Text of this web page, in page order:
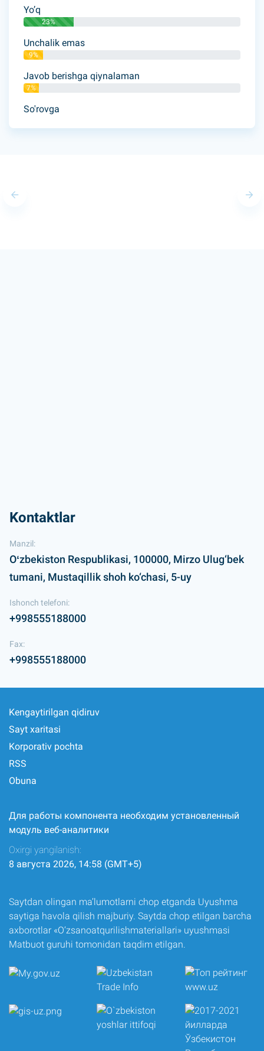
Yo’q
23%
Unchalik emas
9%
Javob berishga qiynalaman
7%
So'rovga
Kontaktlar
Manzil:
Oʻzbekiston Respublikasi, 100000, Mirzo Ulug‘bek
tumani, Mustaqillik shoh ko‘chasi, 5-uy
Ishonch telefoni:
+998555188000
Fax:
+998555188000
Kengaytirilgan qidiruv
Sayt xaritasi
Korporativ pochta
RSS
Obuna
Для работы компонента необходим установленный
модуль веб-аналитики
Oxirgi yangilanish:
8 августа 2026, 14:58 (GMT+5)
Saytdan olingan ma’lumotlarni chop etganda Uyushma
saytiga havola qilish majburiy. Saytda chop etilgan barcha
axborotlar «O‘zsanoatqurilishmateriallari» uyushmasi
Matbuot guruhi tomonidan taqdim etilgan.